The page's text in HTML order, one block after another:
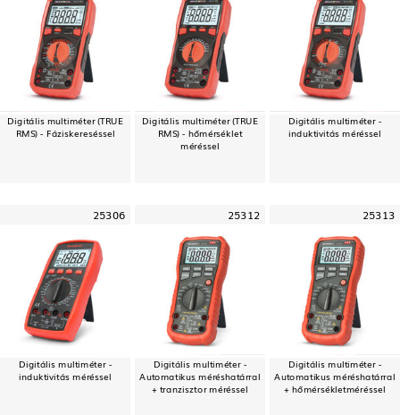
Digitális multiméter (TRUE
RMS) - Fáziskereséssel
Digitális multiméter (TRUE
RMS) - hőmérséklet
méréssel
Digitális multiméter -
induktivitás méréssel
25306
Digitális multiméter -
induktivitás méréssel
25312
Digitális multiméter -
Automatikus méréshatárral
+ tranzisztor méréssel
25313
Digitális multiméter -
Automatikus méréshatárral
+ hőmérsékletméréssel